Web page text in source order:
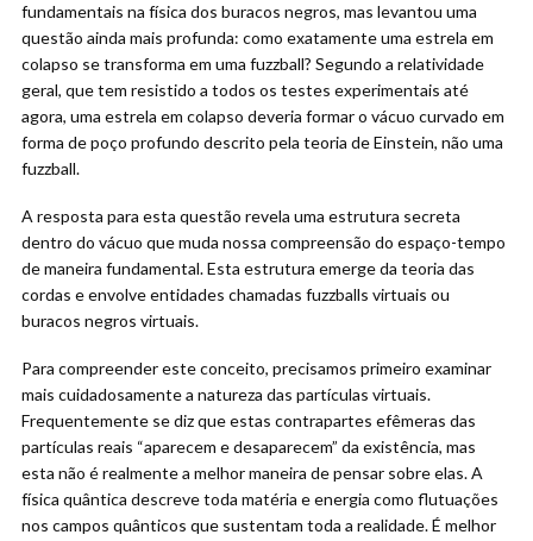
fundamentais na física dos buracos negros, mas levantou uma
questão ainda mais profunda: como exatamente uma estrela em
colapso se transforma em uma fuzzball? Segundo a relatividade
geral, que tem resistido a todos os testes experimentais até
agora, uma estrela em colapso deveria formar o vácuo curvado em
forma de poço profundo descrito pela teoria de Einstein, não uma
fuzzball.
A resposta para esta questão revela uma estrutura secreta
dentro do vácuo que muda nossa compreensão do espaço-tempo
de maneira fundamental. Esta estrutura emerge da teoria das
cordas e envolve entidades chamadas fuzzballs virtuais ou
buracos negros virtuais.
Para compreender este conceito, precisamos primeiro examinar
mais cuidadosamente a natureza das partículas virtuais.
Frequentemente se diz que estas contrapartes efêmeras das
partículas reais “aparecem e desaparecem” da existência, mas
esta não é realmente a melhor maneira de pensar sobre elas. A
física quântica descreve toda matéria e energia como flutuações
nos campos quânticos que sustentam toda a realidade. É melhor